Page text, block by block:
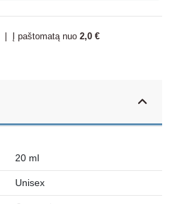
| Į paštomatą nuo 2,0 €
20 ml
Unisex